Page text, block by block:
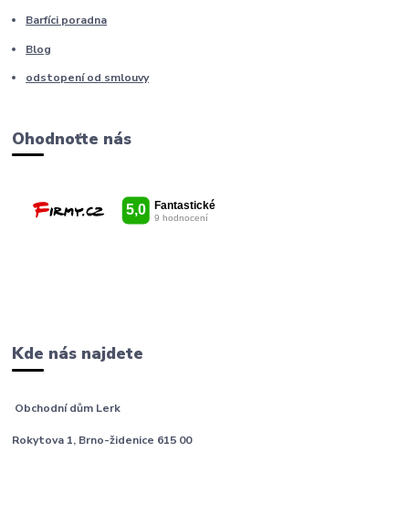
Barfíci poradna
Blog
odstopení od smlouvy
Ohodnoťte nás
Kde nás najdete
Obchodní dům Lerk
Rokytova 1, Brno-židenice 615 00